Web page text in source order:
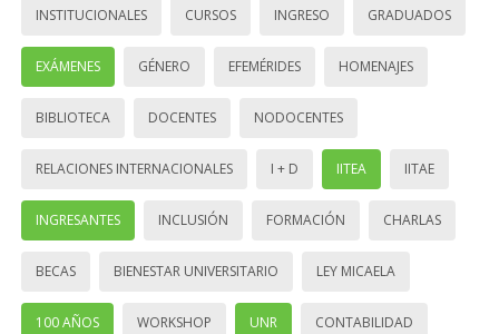
INSTITUCIONALES CURSOS INGRESO GRADUADOS
EXÁMENES GÉNERO EFEMÉRIDES HOMENAJES
BIBLIOTECA DOCENTES NODOCENTES
RELACIONES INTERNACIONALES I + D IITEA IITAE
INGRESANTES INCLUSIÓN FORMACIÓN CHARLAS
BECAS BIENESTAR UNIVERSITARIO LEY MICAELA
100 AÑOS WORKSHOP UNR CONTABILIDAD